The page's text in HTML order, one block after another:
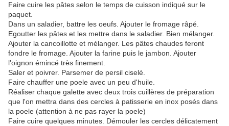
Faire cuire les pâtes selon le temps de cuisson indiqué sur le
paquet.
Dans un saladier, battre les oeufs. Ajouter le fromage râpé.
Egoutter les pâtes et les mettre dans le saladier. Bien mélanger.
Ajouter la cancoillotte et mélanger. Les pâtes chaudes feront
fondre le fromage. Ajouter la farine puis le jambon. Ajouter
l'oignon émincé très finement.
Saler et poivrer. Parsemer de persil ciselé.
Faire chauffer une poele avec un peu d'huile.
Réaliser chaque galette avec deux trois cuillères de préparation
que l'on mettra dans des cercles à patisserie en inox posés dans
la poele (attention à ne pas rayer la poele)
Faire cuire quelques minutes. Démouler les cercles délicatement